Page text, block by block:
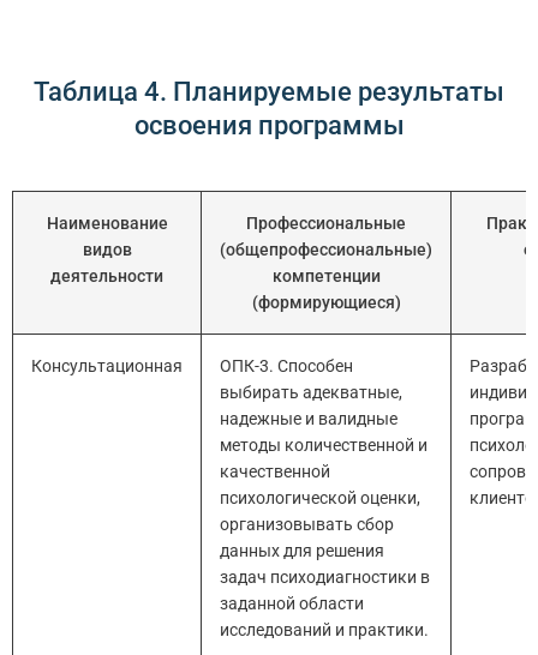
Таблица 4. Планируемые результаты
освоения программы
Наименование
видов
деятельности
Профессиональные
(общепрофессиональные)
компетенции
(формирующиеся)
Консультационная
ОПК-3. Способен
выбирать адекватные,
надежные и валидные
методы количественной и
качественной
психологической оценки,
организовывать сбор
данных для решения
задач психодиагностики в
заданной области
исследований и практики.